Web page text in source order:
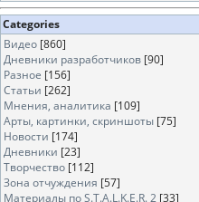
Categories
Видео [860]
Дневники разработчиков [90]
Разное [156]
Статьи [262]
Мнения, аналитика [109]
Арты, картинки, скриншоты [75]
Новости [174]
Дневники [23]
Творчество [112]
Зона отчуждения [57]
Материалы по S.T.A.L.K.E.R. 2 [33]